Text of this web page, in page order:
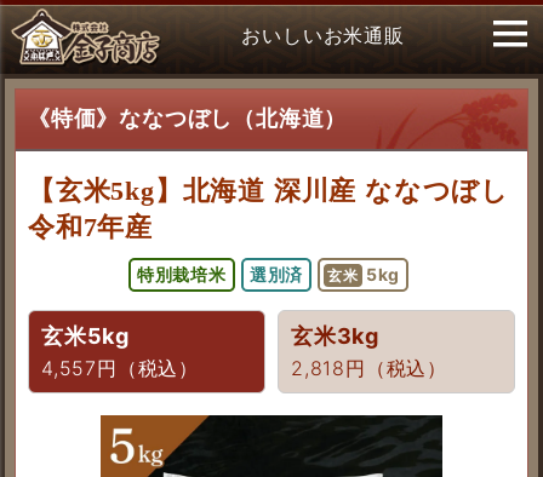
おいしいお米通販
《特価》ななつぼし（北海道）
【玄米5kg】北海道 深川産 ななつぼし
令和7年産
特別栽培米 選別済 玄米 5kg
玄米5kg
4,557円（税込）
玄米3kg
2,818円（税込）